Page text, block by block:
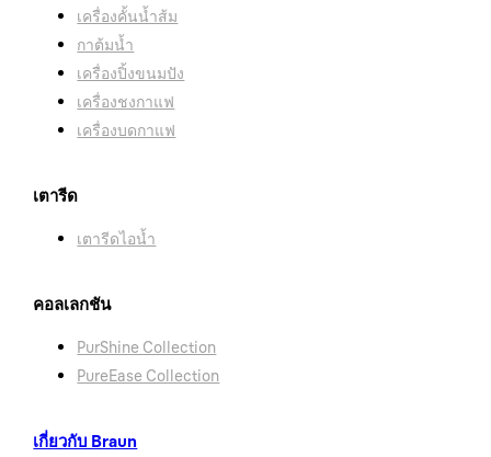
ฟังก์ชั่นอุ่น:ไม่
ระบุ 1 ถ้วย:ไม่
สัญญาณอะคูสติกพร้อม:
เครื่องคั้นน้ำส้ม
กาต้มน้ำ
เครื่องปิ้งขนมปัง
เครื่องชงกาแฟ
เครื่องบดกาแฟ
เตารีด
เตารีดไอน้ำ
คอลเลกชัน
PurShine Collection
PureEase Collection
เกี่ยวกับ Braun